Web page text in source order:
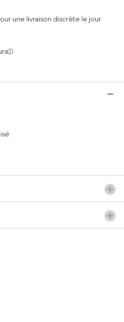
une livraison discrète le jour